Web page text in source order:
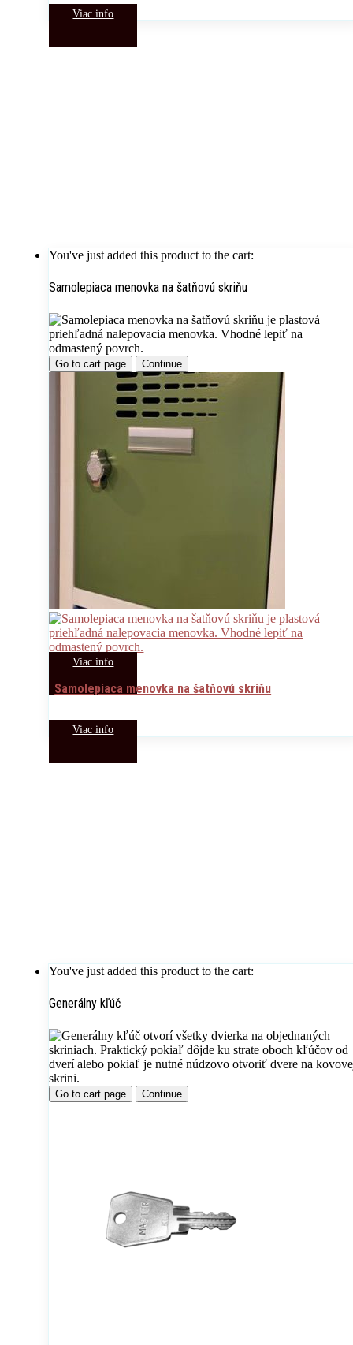
Viac info
You've just added this product to the cart:
Samolepiaca menovka na šatňovú skriňu
Go to cart page Continue
Viac info
Samolepiaca menovka na šatňovú skriňu
Viac info
You've just added this product to the cart:
Generálny kľúč
Go to cart page Continue